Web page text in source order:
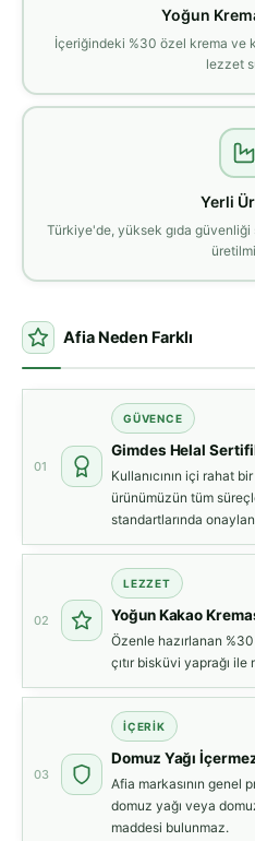
Yoğun
İçeriğindeki %30 özel krema ve
lezzet
Yerli
Türkiye'de, yüksek gıda
Afia Neden Farklı
01
GÜVENCE
Gimdes Helal
Kullanıcının içi rahat
ürünümüzün tüm
standartlarında
02
LEZZET
Yoğun Kakao
Özenle hazırlanan
çıtır bisküvi yaprağı
03
İÇERIK
Domuz Yağı
Afia markasının genel
domuz yağı veya
maddesi bulunmaz.